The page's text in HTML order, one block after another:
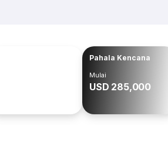
Pahala Kencana
Mulai
USD 285,000